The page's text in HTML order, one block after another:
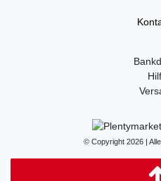
© Copyright 2026 |